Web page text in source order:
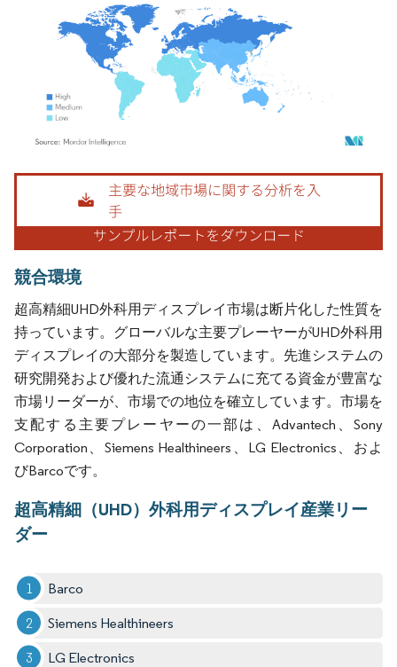
画像 © Mordor Intelligence。再利用にはCC BY 4.0の表示が必要です。
競合環境
超高精細UHD外科用ディスプレイ市場は断片化した性質を
持っています。グローバルな主要プレーヤーがUHD外科用
ディスプレイの大部分を製造しています。先進システムの
研究開発および優れた流通システムに充てる資金が豊富な
市場リーダーが、市場での地位を確立しています。市場を
支配する主要プレーヤーの一部は、Advantech、Sony
Corporation、Siemens Healthineers、LG Electronics、およ
びBarcoです。
超高精細（UHD）外科用ディスプレイ産業リー
ダー
Barco
Siemens Healthineers
LG Electronics